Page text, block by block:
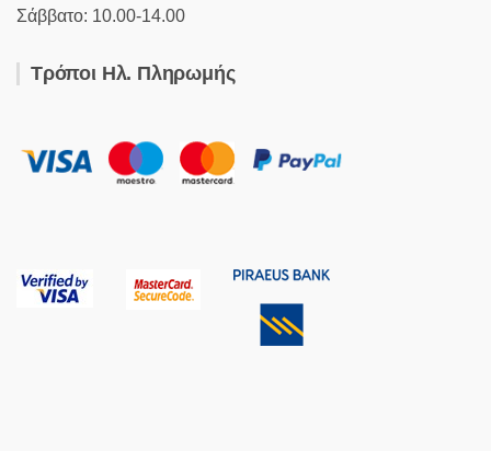
Σάββατο: 10.00-14.00
Τρόποι Ηλ. Πληρωμής